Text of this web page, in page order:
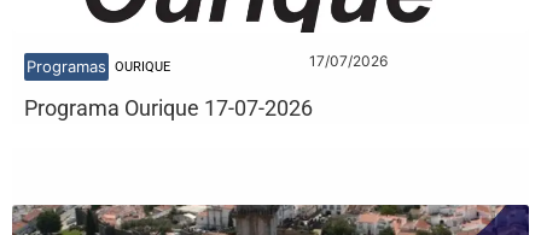
Programas OURIQUE 17/07/2026
Programa Ourique 17-07-2026